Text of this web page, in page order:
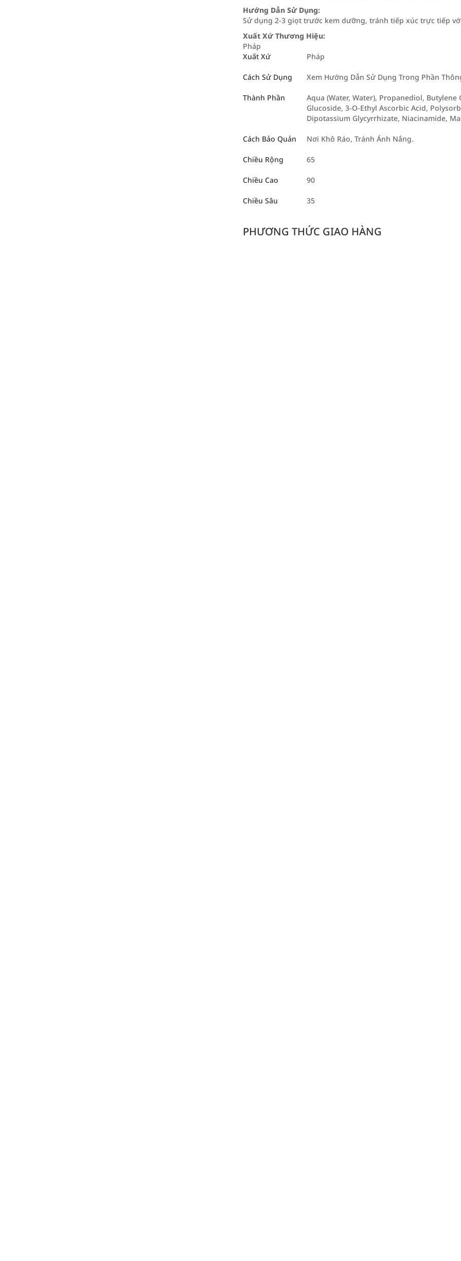
Hướng Dẫn Sử Dụng:
Sử dụng 2-3 giọt trước kem dưỡng, tránh tiếp xúc trực tiếp
Xuất Xứ Thương Hiệu:
Pháp
Xuất Xứ
Pháp
Cách Sử Dụng Xem Hướng Dẫn Sử Dụng Trong Phần
Thành Phần
Aqua (Water, Water), Propanediol,
Glucoside, 3-O-Ethyl Ascorbic Acid,
Dipotassium Glycyrrhizate, Niacinamide,
Cách Bảo Quản Nơi Khô Ráo, Tránh Ánh Nắng.
Chiều Rộng 65
Chiều Cao 90
Chiều Sâu 35
PHƯƠNG THỨC GIAO HÀNG